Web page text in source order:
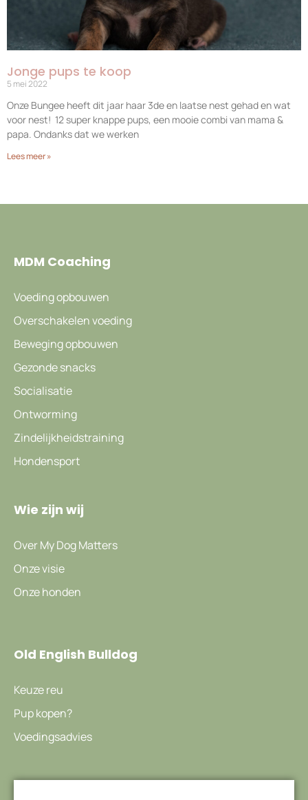
Jonge pups te koop
5 mei 2022
Onze Bungee heeft dit jaar haar 3de en laatse nest gehad en wat
voor nest! 12 super knappe pups, een mooie combi van mama &
papa. Ondanks dat we werken
Lees meer »
MDM Coaching
Voeding opbouwen
Overschakelen voeding
Beweging opbouwen
Gezonde snacks
Socialisatie
Ontworming
Zindelijkheidstraining
Hondensport
Wie zijn wij
Over My Dog Matters
Onze visie
Onze honden
Old English Bulldog
Keuze reu
Pup kopen?
Voedingsadvies